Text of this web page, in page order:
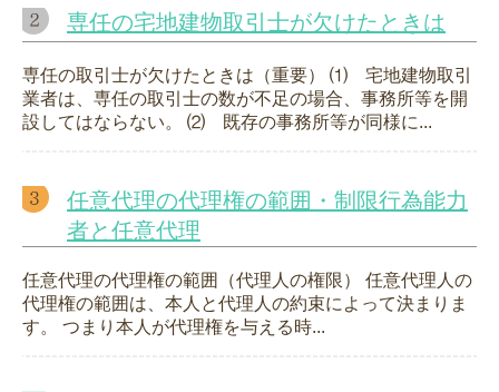
専任の宅地建物取引士が欠けたときは
専任の取引士が欠けたときは（重要） ⑴ 宅地建物取引
業者は、専任の取引士の数が不足の場合、事務所等を開
設してはならない。 ⑵ 既存の事務所等が同様に...
任意代理の代理権の範囲・制限行為能力
者と任意代理
任意代理の代理権の範囲（代理人の権限） 任意代理人の
代理権の範囲は、本人と代理人の約束によって決まりま
す。 つまり本人が代理権を与える時...